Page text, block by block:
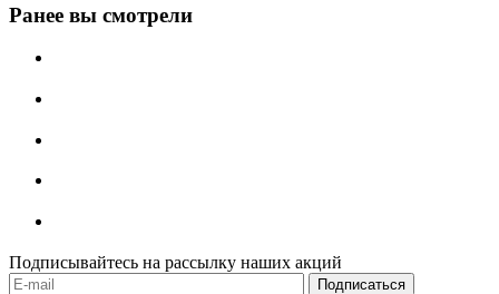
Ранее вы смотрели
Подписывайтесь на рассылку наших акций